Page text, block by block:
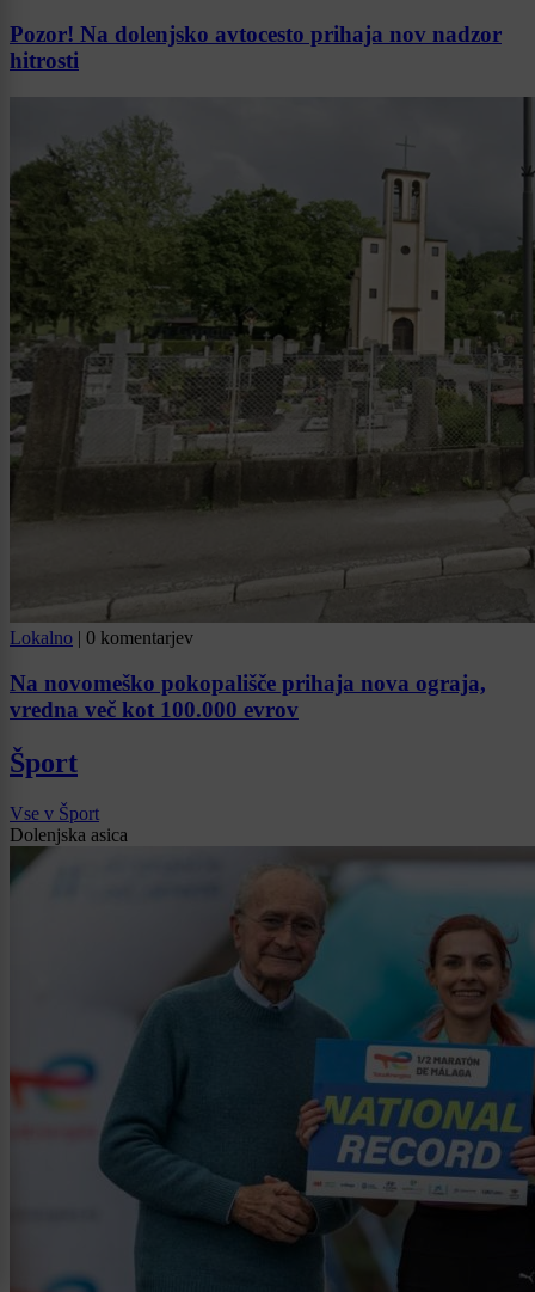
Pozor! Na dolenjsko avtocesto prihaja nov nadzor
hitrosti
Lokalno | 0 komentarjev
Na novomeško pokopališče prihaja nova ograja,
vredna več kot 100.000 evrov
Šport
Vse v Šport
Dolenjska asica